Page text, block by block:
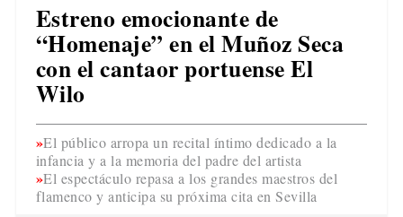
Estreno emocionante de
“Homenaje” en el Muñoz Seca
con el cantaor portuense El
Wilo
El público arropa un recital íntimo dedicado a la
infancia y a la memoria del padre del artista
El espectáculo repasa a los grandes maestros del
flamenco y anticipa su próxima cita en Sevilla